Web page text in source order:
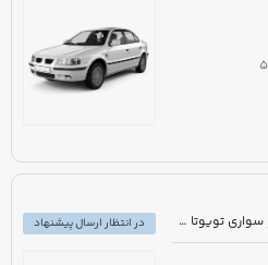
مزایده دولتی تعداد 6 دستگاه خودرو سواری تویوتا کرولا PIONEER هیبرید 1800cc مدل 2023
در انتظار ارسال پیشنهاد